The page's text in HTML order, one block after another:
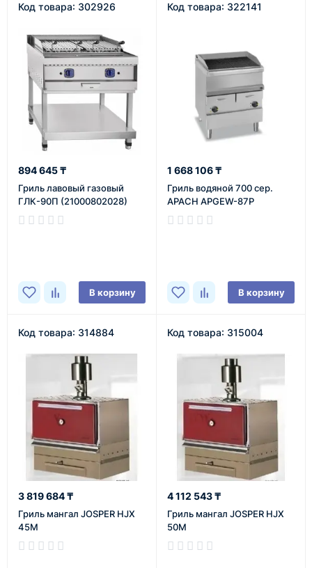
Код товара: 302926
894 645 ₸
Гриль лавовый газовый
ГЛК-90П (21000802028)
В корзину
Код товара: 322141
1 668 106 ₸
Гриль водяной 700 сер.
APACH APGEW-87P
В корзину
Код товара: 314884
3 819 684 ₸
Гриль мангал JOSPER HJX
45M
Код товара: 315004
4 112 543 ₸
Гриль мангал JOSPER HJX
50M